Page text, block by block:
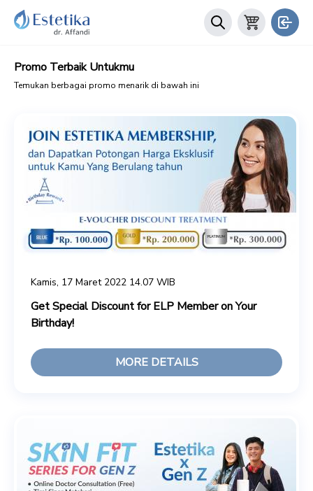
Promo Terbaik Untukmu
Temukan berbagai promo menarik di bawah ini
Kamis, 17 Maret 2022 14.07 WIB
Get Special Discount for ELP Member on Your
Birthday!
MORE DETAILS